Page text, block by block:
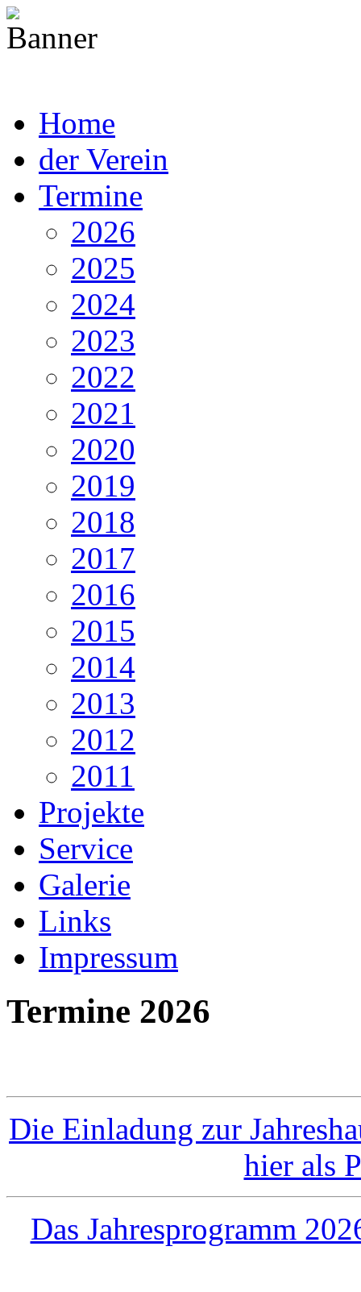
Home
der Verein
Termine
2026
2025
2024
2023
2022
2021
2020
2019
2018
2017
2016
2015
2014
2013
2012
2011
Projekte
Service
Galerie
Links
Impressum
Termine 2026
Die Einladung zur
hier als
Das Jahresprogramm